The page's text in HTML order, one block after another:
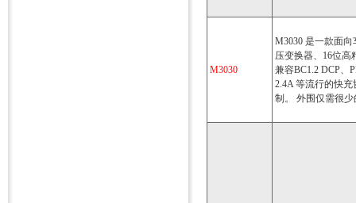
M3030
M3030 是一款面
压变换器、16位高
兼容BC1.2 DCP、
2.4A 等流行的快
制。 外围仅需很